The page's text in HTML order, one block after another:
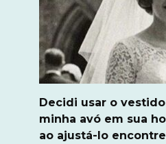
Decidi usar o
minha avó em sua
ao ajustá-lo